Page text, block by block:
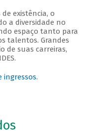
existência, o
a diversidade no
espaço tanto para
talentos. Grandes
de suas carreiras,
ingressos.